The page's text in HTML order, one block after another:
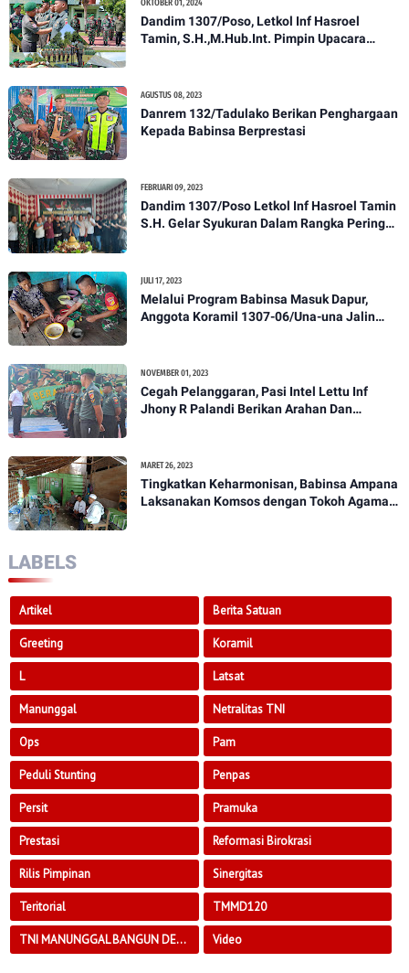
OKTOBER 01, 2024
Dandim 1307/Poso, Letkol Inf Hasroel
Tamin, S.H.,M.Hub.Int. Pimpin Upacara
AGUSTUS 08, 2023
Danrem 132/Tadulako Berikan Penghargaan
Kepada Babinsa Berprestasi
FEBRUARI 09, 2023
Dandim 1307/Poso Letkol Inf Hasroel Tamin
S.H. Gelar Syukuran Dalam Rangka Peringati
JULI 17, 2023
Melalui Program Babinsa Masuk Dapur,
Anggota Koramil 1307-06/Una-una Jalin
NOVEMBER 01, 2023
Cegah Pelanggaran, Pasi Intel Lettu Inf
Jhony R Palandi Berikan Arahan Dan
MARET 26, 2023
Tingkatkan Keharmonisan, Babinsa Ampana
Laksanakan Komsos dengan Tokoh Agama
LABELS
Artikel Berita Satuan
Greeting Koramil
L Latsat
Manunggal Netralitas TNI
Ops Pam
Peduli Stunting Penpas
Persit Pramuka
Prestasi Reformasi Birokrasi
Rilis Pimpinan Sinergitas
Teritorial TMMD120
TNI MANUNGGAL BANGUN DESA Video